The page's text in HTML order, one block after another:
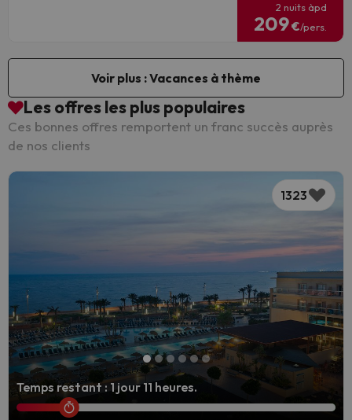
2 nuits àpd
209€/pers.
Voir plus : Vacances à thème
Les offres les plus populaires
Ces bonnes offres remportent un franc succès auprès
de nos clients
Temps restant : 1 jour 11 heures.
1323